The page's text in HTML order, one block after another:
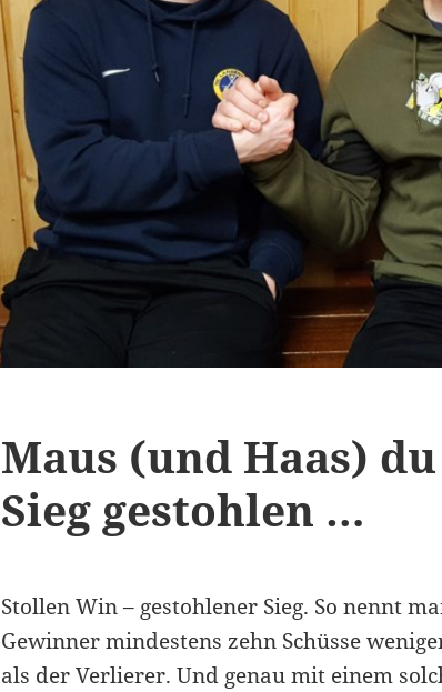
Maus (und Haas)
Sieg gestohlen …
Stollen Win – gestohlener Sieg. So nennt
Gewinner mindestens zehn Schüsse
als der Verlierer. Und genau mit einem